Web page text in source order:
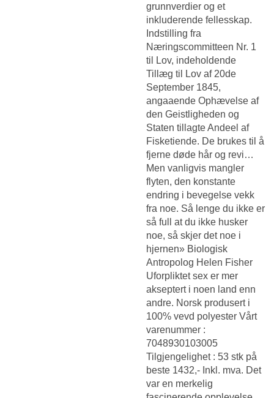
grunnverdier og et
inkluderende fellesskap.
Indstilling fra
Næringscommitteen Nr. 1
til Lov, indeholdende
Tillæg til Lov af 20de
September 1845,
angaaende Ophævelse af
den Geistligheden og
Staten tillagte Andeel af
Fisketiende. De brukes til å
fjerne døde hår og revi…
Men vanligvis mangler
flyten, den konstante
endring i bevegelse vekk
fra noe. Så lenge du ikke er
så full at du ikke husker
noe, så skjer det noe i
hjernen» Biologisk
Antropolog Helen Fisher
Uforpliktet sex er mer
akseptert i noen land enn
andre. Norsk produsert i
100% vevd polyester Vårt
varenummer :
7048930103005
Tilgjengelighet : 53 stk på
beste 1432,- Inkl. mva. Det
var en merkelig